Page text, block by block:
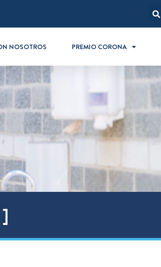
NOSOTROS PREMIO CORONA